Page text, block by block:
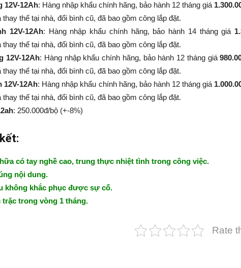
12V-12Ah: Hàng nhập khẩu chính hãng, bảo hành 12 tháng giá
thế tại nhà, đổi bình cũ, đã bao gồm công lắp đặt.
12V-12Ah: Hàng nhập khẩu chính hãng, bảo hành 14 tháng giá
thế tại nhà, đổi bình cũ, đã bao gồm công lắp đặt.
12V-12Ah: Hàng nhập khẩu chính hãng, bảo hành 12 tháng giá
thế tại nhà, đổi bình cũ, đã bao gồm công lắp đặt.
12V-12Ah: Hàng nhập khẩu chính hãng, bảo hành 12 tháng giá
thế tại nhà, đổi bình cũ, đã bao gồm công lắp đặt.
: 250.000đ/bộ (+-8%​​​​​​​)
có tay nghề cao, trung thực nhiệt tình trong công việc.
nội dung.
không khắc phục được sự cố.
trặc trong vòng 1 tháng.
Rate